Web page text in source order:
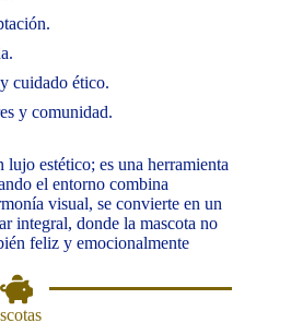
cuidado ético.
y comunidad.
estético; es una herramienta
el entorno combina
visual, se convierte en un
integral, donde la mascota no
feliz y emocionalmente